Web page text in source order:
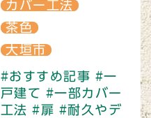
カバー工法
茶色
大垣市
#おすすめ記事 #一
戸建て #一部カバー
工法 #扉 #耐久やデ